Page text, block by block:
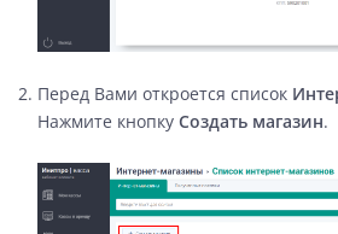
Перед Вами откроется список
Нажмите кнопку Создать магазин.